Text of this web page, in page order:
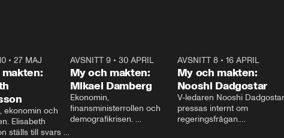
•27 MAJ
ekonomin och
Elisabeth
ställs till svars
AVSNITT 9• 30 APRIL
My och makten:
Mikael Damberg
Ekonomin,
finansministerrollen och
demografikrisen.
AVSNITT 8• 16 APRIL
My och makten:
Nooshi Dadgostar
V-ledaren Nooshi Dadgostar
pressas internt om
regeringsfrågan.